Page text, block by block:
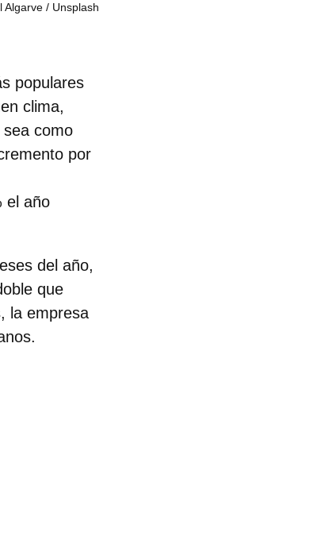
Algarve Unsplash
populares
clima,
sea como
por
el año
del año,
que
la empresa